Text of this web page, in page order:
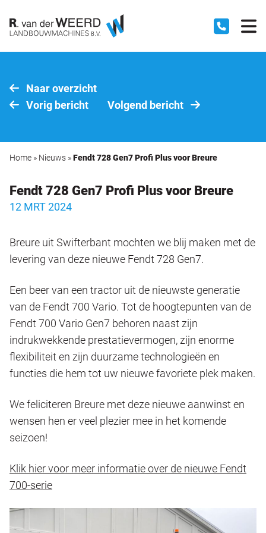
Naar overzicht
Vorig bericht
Volgend bericht
Home » Nieuws »Fendt 728 Gen7 Profi Plus voor Breure
Fendt 728 Gen7 Profi Plus voor Breure
12 MRT 2024
Breure uit Swifterbant mochten we blij maken met de
levering van deze nieuwe Fendt 728 Gen7.
Een beer van een tractor uit de nieuwste generatie
van de Fendt 700 Vario. Tot de hoogtepunten van de
Fendt 700 Vario Gen7 behoren naast zijn
indrukwekkende prestatievermogen, zijn enorme
flexibiliteit en zijn duurzame technologieën en
functies die hem tot uw nieuwe favoriete plek maken.
We feliciteren Breure met deze nieuwe aanwinst en
wensen hen er veel plezier mee in het komende
seizoen!
Klik hier voor meer informatie over de nieuwe Fendt
700-serie